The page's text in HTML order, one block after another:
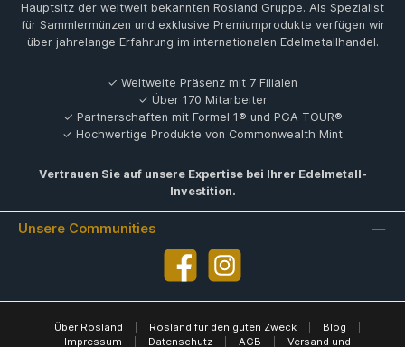
Hauptsitz der weltweit bekannten Rosland Gruppe. Als Spezialist
für Sammlermünzen und exklusive Premiumprodukte verfügen wir
über jahrelange Erfahrung im internationalen Edelmetallhandel.
✓ Weltweite Präsenz mit 7 Filialen
✓ Über 170 Mitarbeiter
✓ Partnerschaften mit Formel 1® und PGA TOUR®
✓ Hochwertige Produkte von Commonwealth Mint
Vertrauen Sie auf unsere Expertise bei Ihrer Edelmetall-
Investition.
Unsere Communities
Facebook Instagram
Über Rosland Rosland für den guten Zweck Blog
Impressum
Datenschutz AGB
Versand und